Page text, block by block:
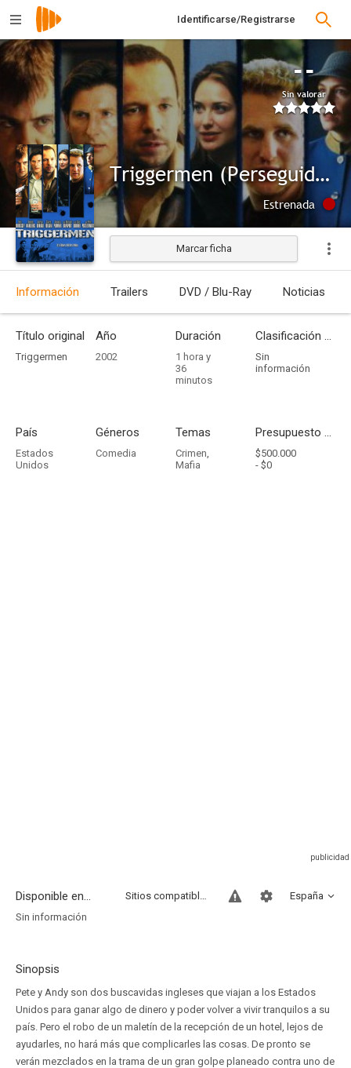
Identificarse/Registrarse
--
Sin valorar
Triggermen (Perseguidos por la Mafia)
Estrenada
Marcar ficha
Información Trailers DVD / Blu-Ray Noticias
Título original
Triggermen
Año
2002
Duración
1 hora y
36
minutos
Clasificación por edades
Sin
información
País
Estados
Unidos
Géneros
Comedia
Temas
Crimen,
Mafia
Presupuesto - Ingresos
$500.000
- $0
Disponible en... España
Sitios compatibles
Sin información
Sinopsis
Pete y Andy son dos buscavidas ingleses que viajan a los Estados
Unidos para ganar algo de dinero y poder volver a vivir tranquilos a su
país. Pero el robo de un maletín de la recepción de un hotel, lejos de
ayudarles, no hará más que complicarles las cosas. De pronto se
verán mezclados en la trama de un gran golpe planeado contra uno de